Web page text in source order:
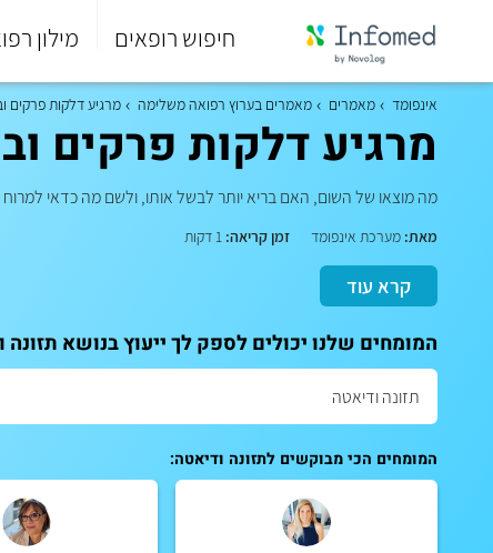
חיפוש רופאים מילון
סוף
התפריט
אינפומד מאמרים מאמרים בערוץ רפואה משלימה מרגיע דלקות פרקים
מרגיע דלקות פרקים
מה מוצאו של השום, האם בריא יותר לבשל אותו, ולשם מה כדאי
מאת: מערכת אינפומד זמן קריאה:
קרא עוד
המומחים שלנו יכולים לספק לך ייעוץ בנושא
המומחים הכי מבוקשים לתזונה ודיאטה: